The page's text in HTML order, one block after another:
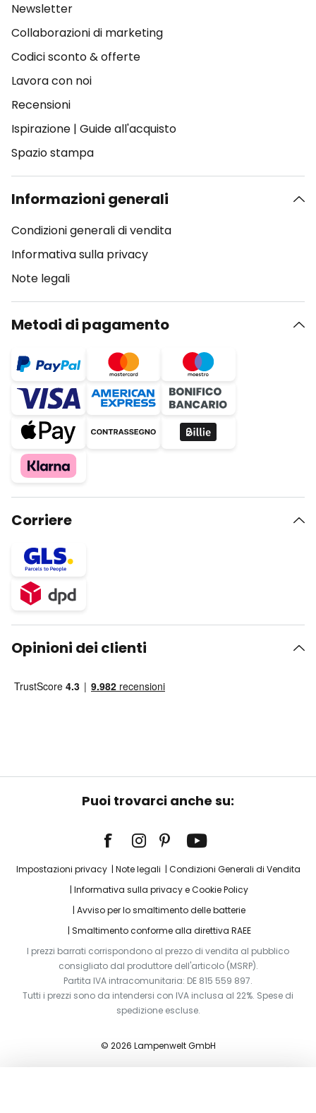
Newsletter
Collaborazioni di marketing
Codici sconto & offerte
Lavora con noi
Recensioni
Ispirazione | Guide all'acquisto
Spazio stampa
Informazioni generali
Condizioni generali di vendita
Informativa sulla privacy
Note legali
Metodi di pagamento
Corriere
Opinioni dei clienti
Puoi trovarci anche su:
Impostazioni privacy Note legali
Condizioni Generali di Vendita
Informativa sulla privacy e Cookie Policy
Avviso per lo smaltimento delle batterie
Smaltimento conforme alla direttiva RAEE
I prezzi barrati corrispondono al prezzo di vendita al pubblico
consigliato dal produttore dell'articolo (MSRP).
Partita IVA intracomunitaria: DE 815 559 897.
Tutti i prezzi sono da intendersi con IVA inclusa al 22%. Spese di
spedizione escluse.
© 2026 Lampenwelt GmbH